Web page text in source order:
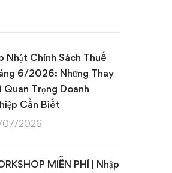
Nhật Chính Sách Thuế
6/2026: Những Thay
Quan Trọng Doanh
Cần Biết
2026
MIỄN PHÍ | Nhập